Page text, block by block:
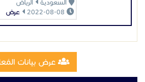
السعودية
الرياض
عرض
عرض بيانات